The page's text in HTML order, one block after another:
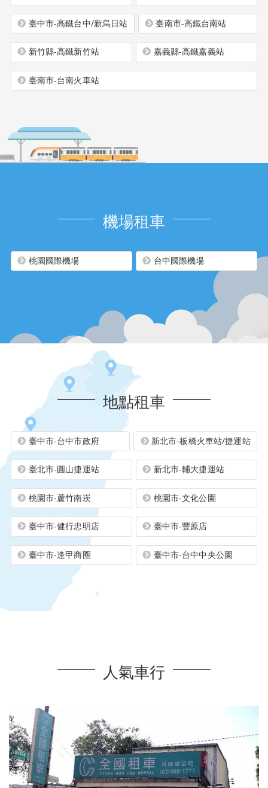
臺中市-高鐵台中/新烏日站 臺南市-高鐵台南站
新竹縣-高鐵新竹站 嘉義縣-高鐵嘉義站
臺南市-台南火車站
機場租車
桃園國際機場 台中國際機場
地點租車
臺中市-台中市政府 新北市-板橋火車站/捷運站
臺北市-圓山捷運站 新北市-輔大捷運站
桃園市-蘆竹南崁 桃園市-文化公園
臺中市-健行忠明店 臺中市-豐原店
臺中市-逢甲商圈 臺中市-台中中央公園
人氣車行